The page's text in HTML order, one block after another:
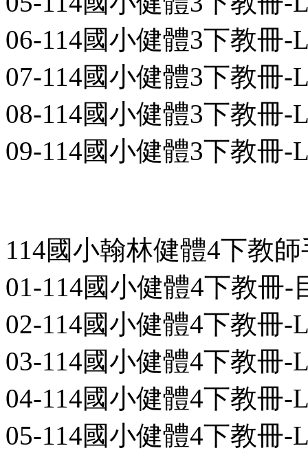
06-114國小健體3下教冊-
07-114國小健體3下教冊-
08-114國小健體3下教冊-
09-114國小健體3下教冊-
114國小翰林健體4下教
01-114國小健體4下教冊-
02-114國小健體4下教冊-
03-114國小健體4下教冊-
04-114國小健體4下教冊-
05-114國小健體4下教冊-